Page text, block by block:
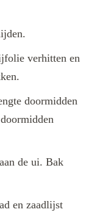
verhitten en
doormidden
de ui. Bak
en zaadlijst